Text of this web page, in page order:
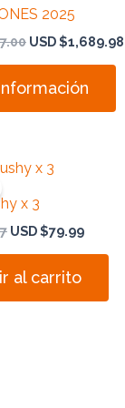
2025
USD $1,689.98
x 3
Original
price
was:
USD
$89.97.
USD $79.99$79.99.
al carrito